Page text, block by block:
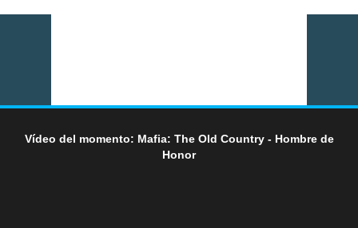
Vídeo del momento: Mafia: The Old Country - Hombre de
Honor